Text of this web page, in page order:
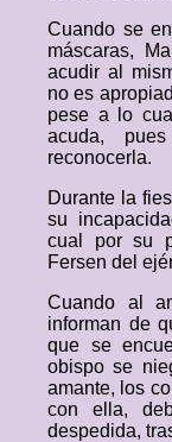
Cuando se
máscaras,
acudir al
no es
pese a lo
acuda,
reconocerla.
Durante la
su
cual por su
Fersen del
Cuando al
informan de
que se
obispo se
amante, los
con ella,
despedida,